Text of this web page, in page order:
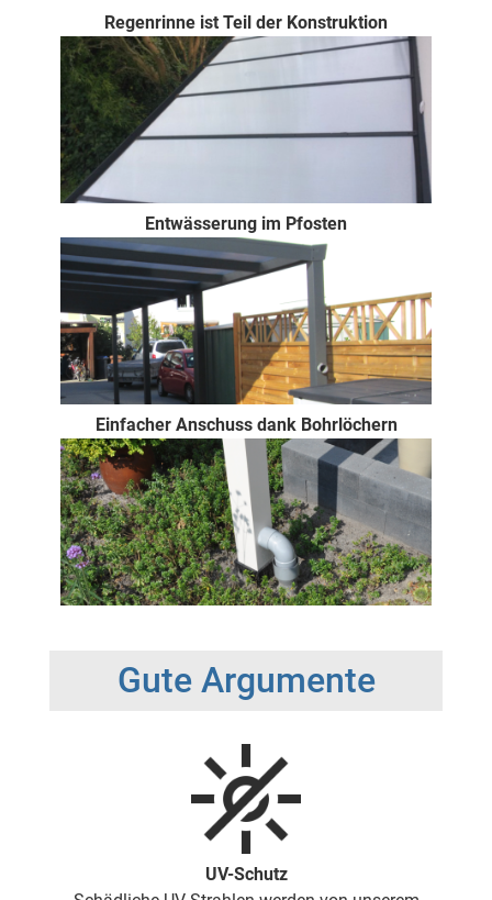
Regenrinne ist Teil der Konstruktion
Entwässerung im Pfosten
Einfacher Anschuss dank Bohrlöchern
Gute Argumente
UV-Schutz